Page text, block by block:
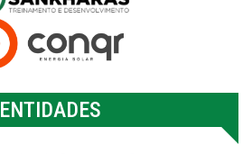
ENTIDADES